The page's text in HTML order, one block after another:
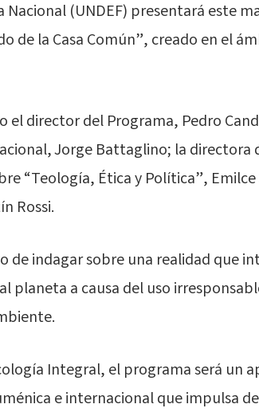
Nacional (UNDEF) presentará este
de la Casa Común”, creado en el
el director del Programa, Pedro
Jorge Battaglino; la directora
“Teología, Ética y Política”,
Rossi.
de indagar sobre una realidad que
planeta a causa del uso
Integral, el programa será un
e internacional que impulsa